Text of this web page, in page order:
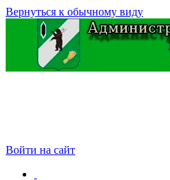
Вернуться к обычному виду
Войти на сайт